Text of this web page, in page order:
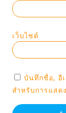
เว็บไซต์
บันทึกชื่อ, อี
สำหรับการแสด